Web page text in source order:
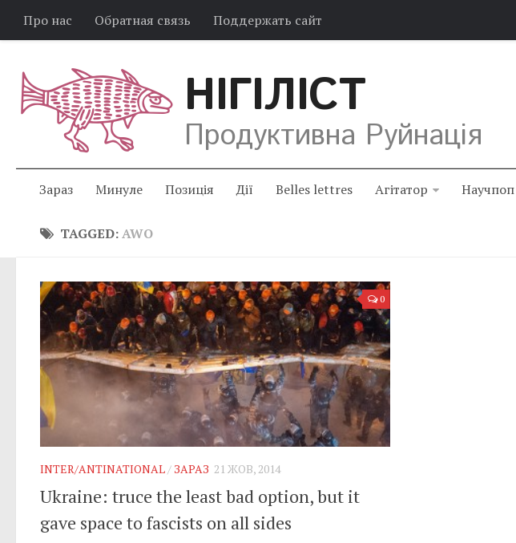
Про нас Обратная связь Поддержать сайт
НІГІЛІСТ
Продуктивна Руйнація
Зараз Минуле Позиція Дії Belles lettres Агітатор Научпоп
TAGGED:AWO
0
INTER/ANTINATIONAL/ ЗАРАЗ 21 ЖОВ, 2014
Ukraine: truce the least bad option, but it
gave space to fascists on all sides